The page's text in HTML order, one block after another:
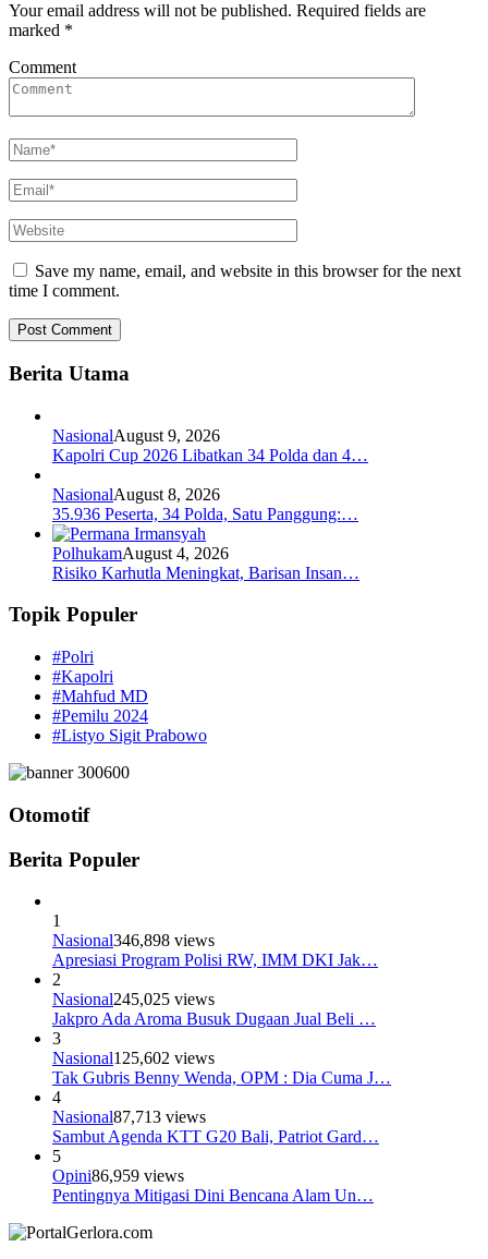
Your email address will not be published. Required fields are
marked *
Comment
Save my name, email, and website in this browser for the next
time I comment.
Berita Utama
NasionalAugust 9, 2026
Kapolri Cup 2026 Libatkan 34 Polda dan 4…
NasionalAugust 8, 2026
35.936 Peserta, 34 Polda, Satu Panggung:…
PolhukamAugust 4, 2026
Risiko Karhutla Meningkat, Barisan Insan…
Topik Populer
#Polri
#Kapolri
#Mahfud MD
#Pemilu 2024
#Listyo Sigit Prabowo
Otomotif
Berita Populer
1
Nasional346,898 views
Apresiasi Program Polisi RW, IMM DKI Jak…
2
Nasional245,025 views
Jakpro Ada Aroma Busuk Dugaan Jual Beli …
3
Nasional125,602 views
Tak Gubris Benny Wenda, OPM : Dia Cuma J…
4
Nasional87,713 views
Sambut Agenda KTT G20 Bali, Patriot Gard…
5
Opini86,959 views
Pentingnya Mitigasi Dini Bencana Alam Un…